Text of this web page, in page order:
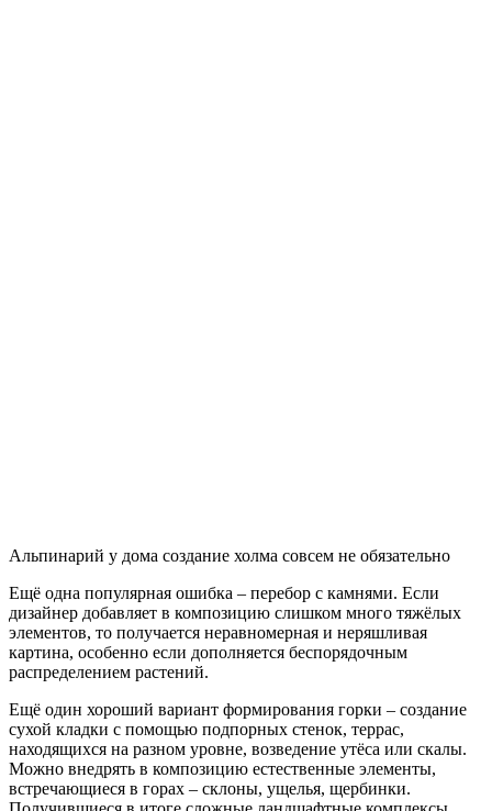
Альпинарий у дома создание холма совсем не обязательно
Ещё одна популярная ошибка – перебор с камнями. Если
дизайнер добавляет в композицию слишком много тяжёлых
элементов, то получается неравномерная и неряшливая
картина, особенно если дополняется беспорядочным
распределением растений.
Ещё один хороший вариант формирования горки – создание
сухой кладки с помощью подпорных стенок, террас,
находящихся на разном уровне, возведение утёса или скалы.
Можно внедрять в композицию естественные элементы,
встречающиеся в горах – склоны, ущелья, щербинки.